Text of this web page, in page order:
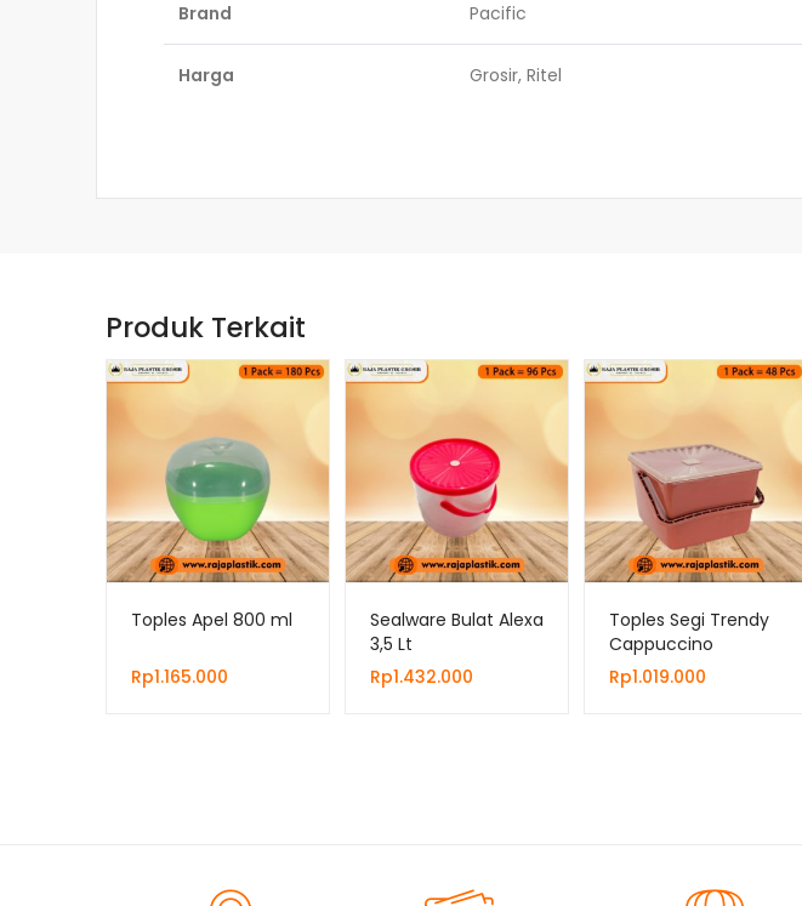
Brand Pacific
Harga Grosir, Ritel
Produk Terkait
Toples Apel 800 ml
Rp1.165.000
Sealware Bulat Alexa
3,5 Lt
Rp1.432.000
Toples Segi Trendy
Cappuccino
Rp1.019.000